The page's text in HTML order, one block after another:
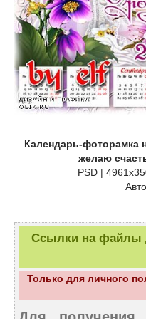
Календарь-фоторамка
желаю
PSD |
Ссылки на файлы
Только для личного